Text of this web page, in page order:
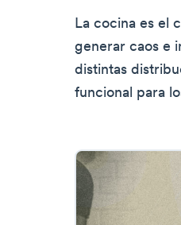
La cocina es el
generar caos e
distintas
funcional para